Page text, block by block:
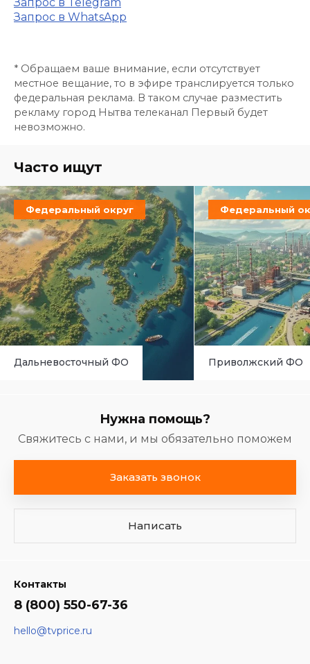
Запрос в WhatsApp
* Обращаем ваше внимание, если отсутствует
местное вещание, то в эфире транслируется только
федеральная реклама. В таком случае разместить
рекламу город Нытва телеканал Первый будет
невозможно.
Часто ищут
Федеральный округ
Дальневосточный ФО
Федеральный
Приволжский ФО
Нужна помощь?
Свяжитесь с нами, и мы обязательно поможем
Заказать звонок
Написать
Контакты
8 (800) 550-67-36
hello@tvprice.ru